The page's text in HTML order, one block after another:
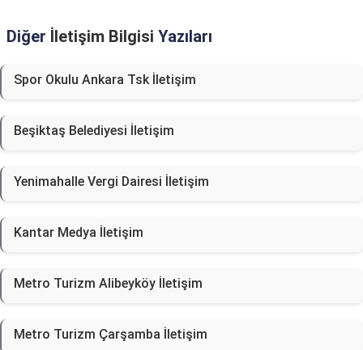
Diğer İletişim Bilgisi Yazıları
Spor Okulu Ankara Tsk İletişim
Beşiktaş Belediyesi İletişim
Yenimahalle Vergi Dairesi İletişim
Kantar Medya İletişim
Metro Turizm Alibeyköy İletişim
Metro Turizm Çarşamba İletişim